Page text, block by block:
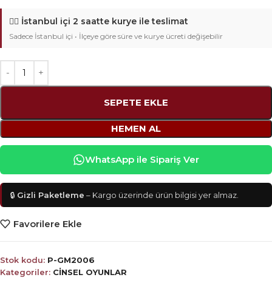
🚴‍♂️ İstanbul içi 2 saatte kurye ile teslimat
Sadece İstanbul içi • İlçeye göre süre ve kurye ücreti değişebilir
SEPETE EKLE
HEMEN AL
WhatsApp ile Sipariş Ver
🔒 Gizli Paketleme – Kargo üzerinde ürün bilgisi yer almaz.
Favorilere Ekle
Stok kodu: P-GM2006
Kategoriler: CİNSEL OYUNLAR